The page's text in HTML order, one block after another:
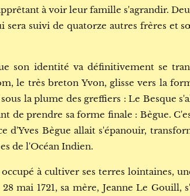
à voir leur famille s'agrandir.
suivi de quatorze autres frères et
son identité va définitivement se
le très breton Yvon, glisse vers la
la plume des greffiers : Le Besque
de prendre sa forme finale : Bègue.
d'Yves Bègue allait s'épanouir,
de l'Océan Indien.
à cultiver ses terres lointaines,
mai 1721, sa mère, Jeanne Le Gouill,